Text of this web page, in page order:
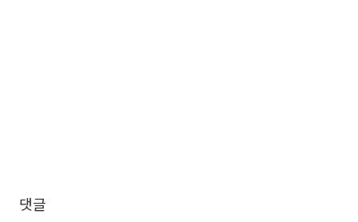
댓글